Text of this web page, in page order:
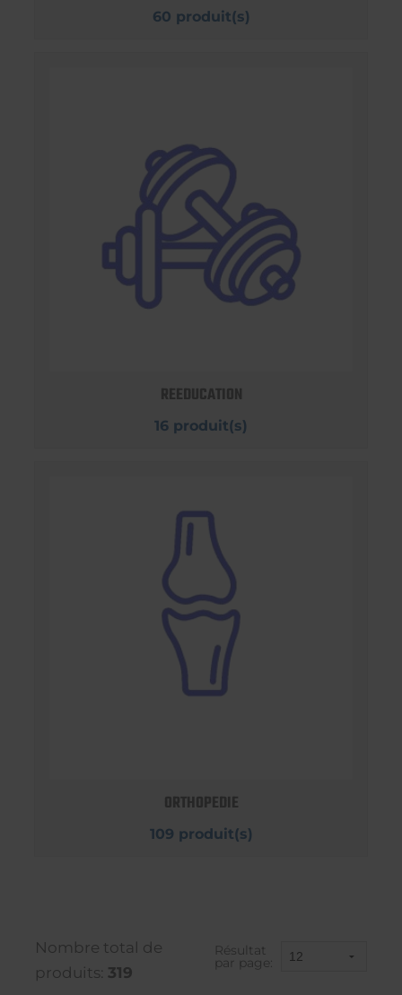
60 produit(s)
REEDUCATION
16 produit(s)
ORTHOPEDIE
109 produit(s)
Nombre total de
produits: 319
Résultat
par page: